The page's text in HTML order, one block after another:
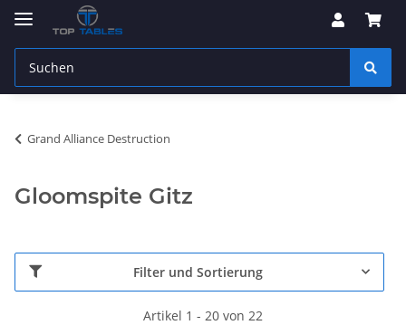
Grand Alliance Destruction
Gloomspite Gitz
Filter und Sortierung
Artikel 1 - 20 von 22